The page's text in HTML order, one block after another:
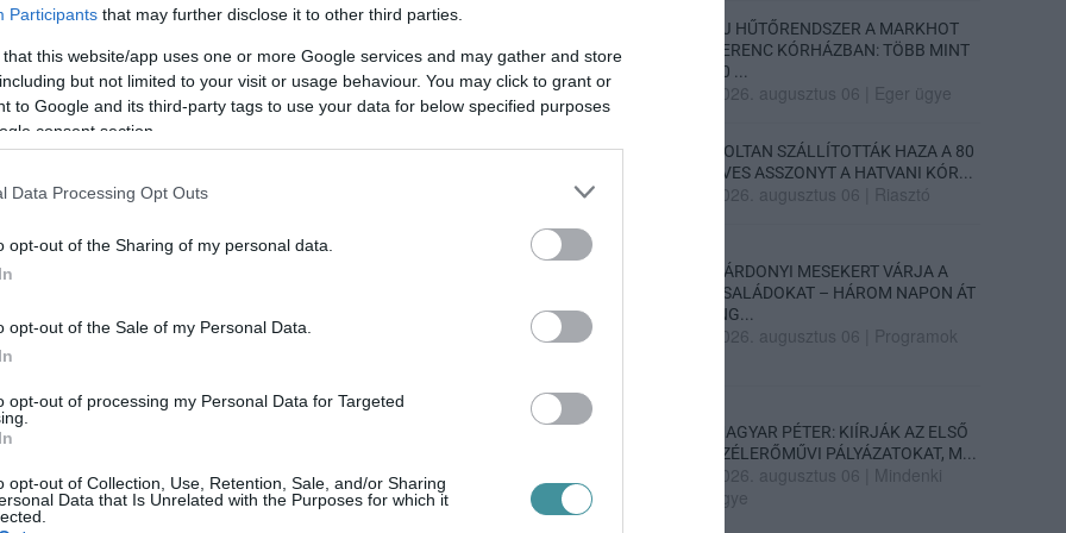
Participants that may further disclose it to other third parties.
that this website/app uses one or more Google services and may gather and store
but not limited to your visit or usage behaviour. You may click to grant or
to Google and its third-party tags to use your data for below specified purposes
consent section.
Data Processing Opt Outs
opt-out of the Sharing of my personal data.
opt-out of the Sale of my Personal Data.
opt-out of processing my Personal Data for Targeted
opt-out of Collection, Use, Retention, Sale, and/or Sharing
Data that Is Unrelated with the Purposes for which it
közötti csúcsértékekre számíthatunk.
az EGRI ÜGYEK Google Hírek oldalán!
ÚJ HŰTŐRENDSZER A MARKHOT
FERENC KÓRHÁZBAN: TÖBB MINT
70 ...
2026. augusztus 06 Eger ügye
HOLTAN SZÁLLÍTOTTÁK HAZA A 80
ÉVES ASSZONYT A HATVANI KÓR...
2026. augusztus 06 Riasztó
GÁRDONYI MESEKERT VÁRJA A
CSALÁDOKAT – HÁROM NAPON ÁT
ING...
2026. augusztus 06 Programok
MAGYAR PÉTER: KIÍRJÁK AZ ELSŐ
SZÉLERŐMŰVI PÁLYÁZATOKAT, M...
2026. augusztus 06
Mindenki
ügye